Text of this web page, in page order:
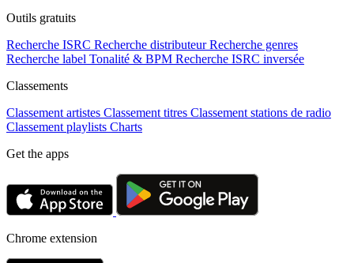
Outils gratuits
Recherche ISRC Recherche distributeur Recherche genres
Recherche label Tonalité & BPM Recherche ISRC inversée
Classements
Classement artistes Classement titres Classement stations de radio
Classement playlists Charts
Get the apps
Chrome extension